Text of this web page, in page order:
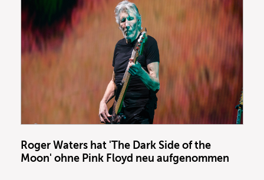
Roger Waters hat 'The Dark Side of the
Moon' ohne Pink Floyd neu aufgenommen